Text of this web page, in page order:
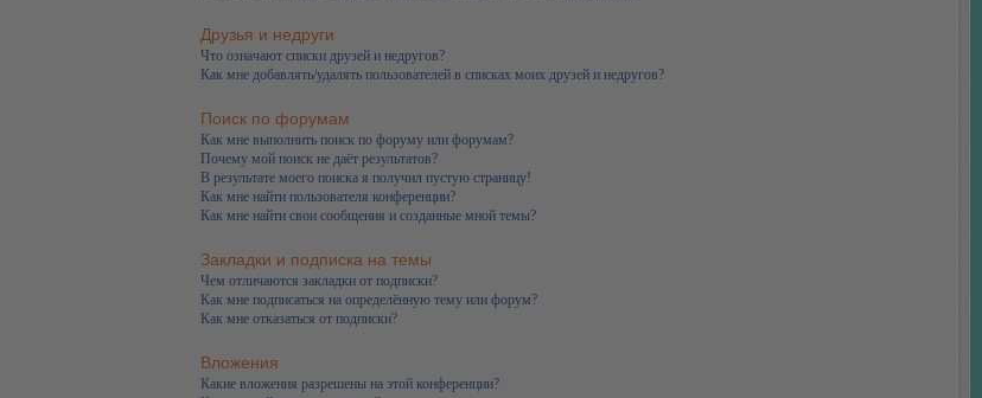
Друзья и недруги
Что означают списки друзей и недругов?
Как мне добавлять/удалять пользователей в списках моих друзей и недругов?
Поиск по форумам
Как мне выполнить поиск по форуму или форумам?
Почему мой поиск не даёт результатов?
В результате моего поиска я получил пустую страницу!
Как мне найти пользователя конференции?
Как мне найти свои сообщения и созданные мной темы?
Закладки и подписка на темы
Чем отличаются закладки от подписки?
Как мне подписаться на определённую тему или форум?
Как мне отказаться от подписки?
Вложения
Какие вложения разрешены на этой конференции?